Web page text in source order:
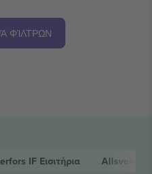
ΦΊΛΤΡΩΝ
IF Εισιτήρια